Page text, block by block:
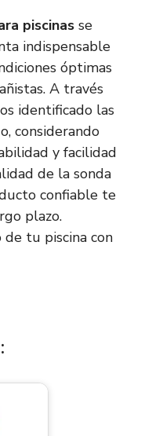
piscinas se
indispensable
óptimas
A través
identificado las
considerando
y facilidad
de la sonda
confiable te
plazo.
tu piscina con